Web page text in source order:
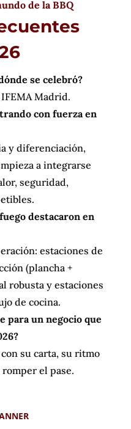
de la BBQ
se celebró?
Madrid.
con fuerza en
y diferenciación,
a integrarse
seguridad,
destacaron en
estaciones de
(plancha +
robusta y estaciones
de cocina.
para un negocio que
su carta, su ritmo
el pase.